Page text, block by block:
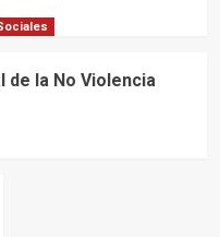
de la No Violencia